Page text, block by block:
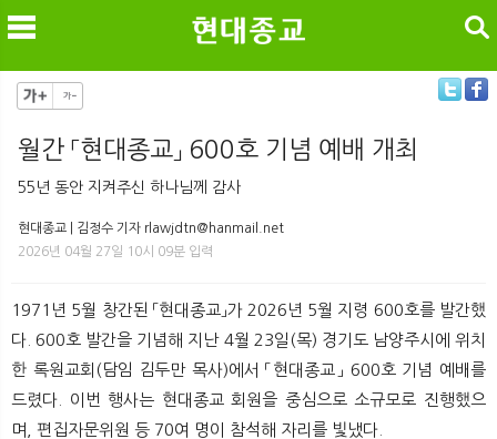
메
검색
월간 「현대종교」 600호 기념 예배 개최
55년 동안 지켜주신 하나님께 감사
현대종교 | 김정수 기자 rlawjdtn@hanmail.net
2026년 04월 27일 10시 09분 입력
1971년 5월 창간된 「현대종교」가 2026년 5월 지령 600호를 발간했
다. 600호 발간을 기념해 지난 4월 23일(목) 경기도 남양주시에 위치
한 록원교회(담임 김두만 목사)에서 「현대종교」 600호 기념 예배를
드렸다. 이번 행사는 현대종교 회원을 중심으로 소규모로 진행했으
며, 편집자문위원 등 70여 명이 참석해 자리를 빛냈다.